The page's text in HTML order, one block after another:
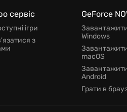
сервіс
ігри
з
GeForce
Windows
macOS
Android
Грати в